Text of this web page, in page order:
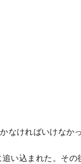
なければいけなかっ
い込まれた。そ